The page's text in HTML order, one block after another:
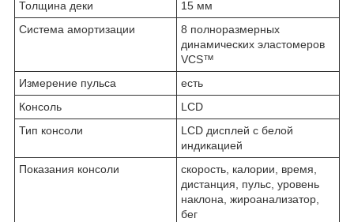
Толщина деки
15 мм
Система амортизации
8 полноразмерных
динамических эластомеров
VCS™
Измерение пульса
есть
Консоль
LCD
Тип консоли
LCD дисплей с белой
индикацией
Показания консоли
скорость, калории, время,
дистанция, пульс, уровень
наклона, жироанализатор,
бег